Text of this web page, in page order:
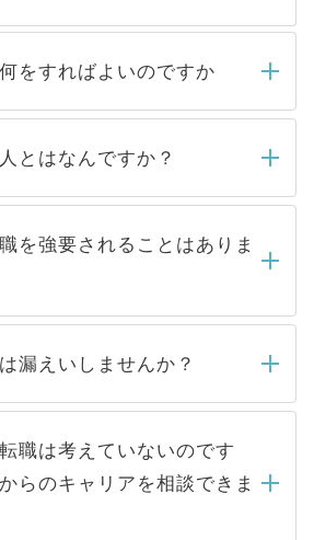
をすればよいのですか
きましたら、弊社担当者がご
確認し、その後メールもしくは
5営業日以内にはご連絡をせて
すので、しばらくお待ちくださ
とはなんですか？
で取り扱っている求人の
、Webサイトからご覧いただ
公開求人」です。非公開求人は
によって、一般には公開してい
避けるため 人気のある医療機
しまうと、応募が殺到する場
関が求める条件に合った人材の
介会社に依頼するケースが増え
を強要されることはありま
強要することは一切ありませ
仮に応募先から内定をいただい
必要はありません。内定先へ
絡はキャリアパートナーが行い
漏えいしませんか？
えいすることはありませんの
ください。当サイトからの登録
したご登録者様の個人情報は、
ャリアアップおよび転職活動の
に使用いたします。お預かりし
職は考えていないのです
らのキャリアを相談できま